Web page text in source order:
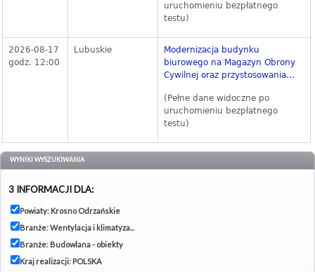
uruchomieniu bezpłatnego
testu)
2026-08-17
godz. 12:00
Lubuskie
Modernizacja budynku
biurowego na Magazyn Obrony
Cywilnej oraz przystosowania...
(Pełne dane widoczne po
uruchomieniu bezpłatnego
testu)
WYNIKI WYSZUKIWANIA
3 INFORMACJI DLA:
Powiaty: Krosno Odrzańskie
Branże: Wentylacja i klimatyza...
Branże: Budowlana - obiekty
Kraj realizacji: POLSKA